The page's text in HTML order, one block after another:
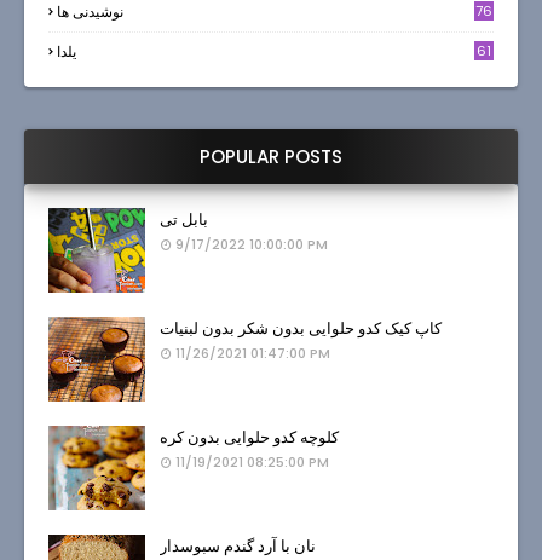
نوشیدنی ها 76
یلدا 61
POPULAR POSTS
بابل تی
9/17/2022 10:00:00 PM
کاپ کیک کدو حلوایی بدون شکر بدون لبنیات
11/26/2021 01:47:00 PM
کلوچه کدو حلوایی بدون کره
11/19/2021 08:25:00 PM
نان با آرد گندم سبوسدار